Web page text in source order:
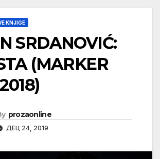
KNJIGE
SRDANOVIĆ:
(MARKER
prozaonline
ДЕЦ 24, 2019